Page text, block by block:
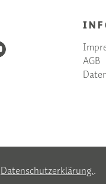
AGB
Datenschutzerklärung..